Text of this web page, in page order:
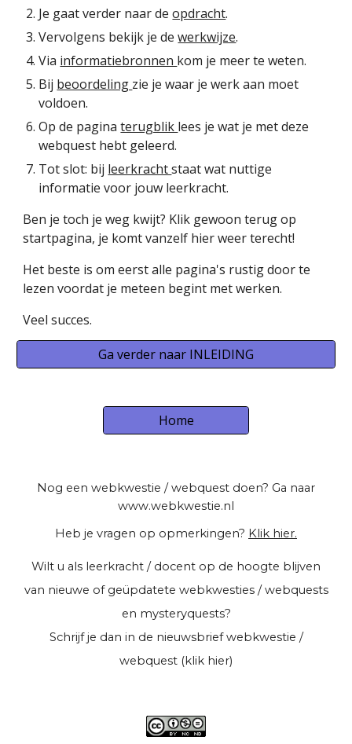
Je gaat verder naar deopdracht.
Vervolgens bekijk je dewerkwijze.
Via informatiebronnen kom je meer te weten.
Bij beoordeling zie je waar je werk aan moet
voldoen.
Op de paginaterugblik lees je wat je met deze
webquest hebt geleerd.
Tot slot: bij leerkrachtstaat wat nuttige
informatie voor jouw leerkracht.
Ben je toch je weg kwijt? Klik gewoon terug op
startpagina, je komt vanzelf hier weer terecht!
Het beste is om eerst alle pagina's rustig door te
lezen voordat je meteen begint met werken.
Veel succes.
Ga verder naar INLEIDING
Home
Nog een webkwestie / webquest doen? Ga naar
www.webkwestie.nl
Heb je vragen op opmerkingen? Klik hier.
Wilt u als leerkracht / docent op de hoogte blijven
van nieuwe of geüpdatete webkwesties / webquests
en mysteryquests?
Schrijf je dan in de nieuwsbrief webkwestie /
webquest (klik hier)